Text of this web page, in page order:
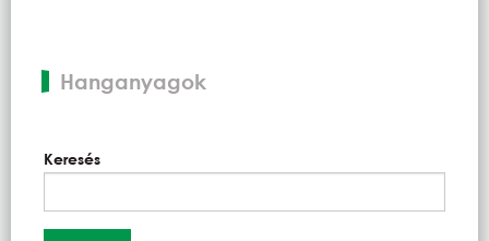
Hanganyagok
Keresés